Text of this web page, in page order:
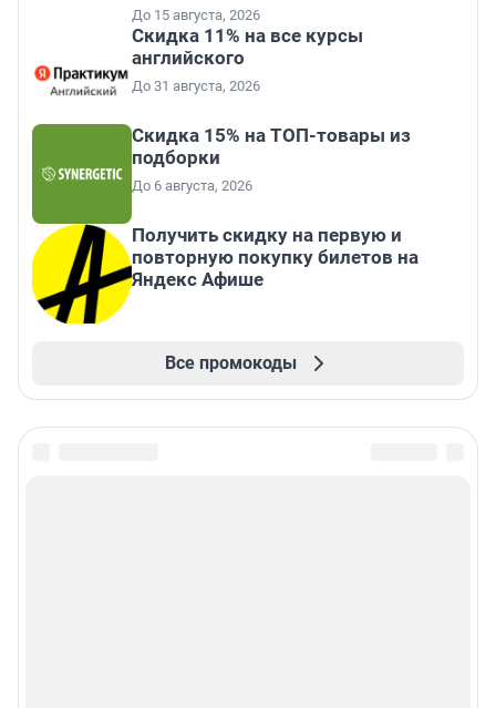
До 15 августа, 2026
Скидка 11% на все курсы
английского
До 31 августа, 2026
Скидка 15% на ТОП-товары из
подборки
До 6 августа, 2026
Получить скидку на первую и
повторную покупку билетов на
Яндекс Афише
Все промокоды